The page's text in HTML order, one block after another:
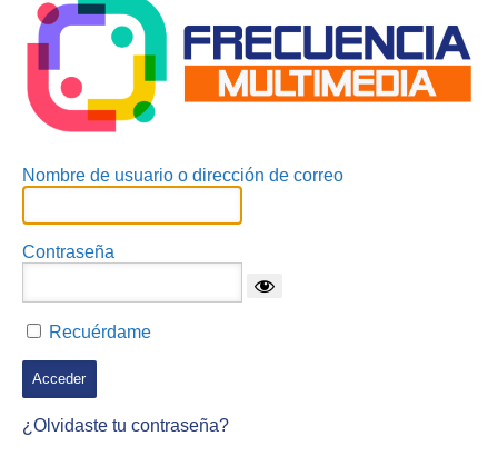
Nombre de usuario o dirección de correo
Contraseña
Recuérdame
¿Olvidaste tu contraseña?